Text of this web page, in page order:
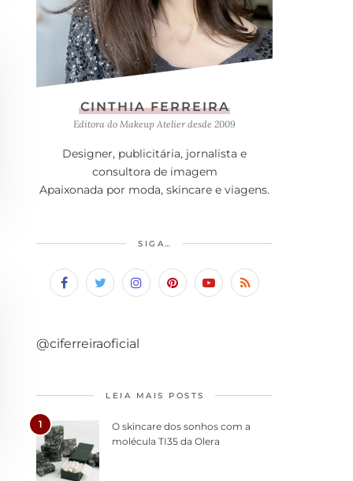
CINTHIA FERREIRA
Editora do Makeup Atelier desde 2009
Designer, publicitária, jornalista e
consultora de imagem
Apaixonada por moda, skincare e viagens.
SIGA…
@ciferreiraoficial
LEIA MAIS POSTS
1
O skincare dos sonhos com a
molécula TI35 da Olera